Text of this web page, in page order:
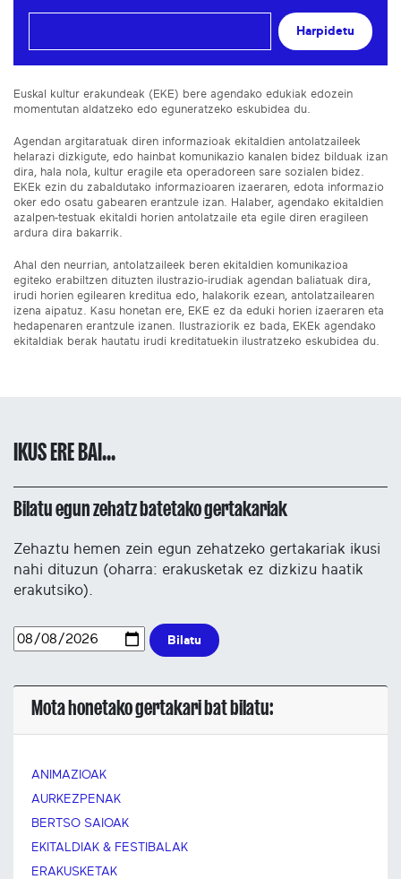
Harpidetu
Euskal kultur erakundeak (EKE) bere agendako edukiak edozein
momentutan aldatzeko edo eguneratzeko eskubidea du.
Agendan argitaratuak diren informazioak ekitaldien antolatzaileek
helarazi dizkigute, edo hainbat komunikazio kanalen bidez bilduak izan
dira, hala nola, kultur eragile eta operadoreen sare sozialen bidez.
EKEk ezin du zabaldutako informazioaren izaeraren, edota informazio
oker edo osatu gabearen erantzule izan. Halaber, agendako ekitaldien
azalpen-testuak ekitaldi horien antolatzaile eta egile diren eragileen
ardura dira bakarrik.
Ahal den neurrian, antolatzaileek beren ekitaldien komunikazioa
egiteko erabiltzen dituzten ilustrazio-irudiak agendan baliatuak dira,
irudi horien egilearen kreditua edo, halakorik ezean, antolatzailearen
izena aipatuz. Kasu honetan ere, EKE ez da eduki horien izaeraren eta
hedapenaren erantzule izanen. Ilustraziorik ez bada, EKEk agendako
ekitaldiak berak hautatu irudi kreditatuekin ilustratzeko eskubidea du.
IKUS ERE BAI...
Bilatu egun zehatz batetako gertakariak
Zehaztu hemen zein egun zehatzeko gertakariak ikusi
nahi dituzun (oharra: erakusketak ez dizkizu haatik
erakutsiko).
Bilatu
Mota honetako gertakari bat bilatu:
ANIMAZIOAK
AURKEZPENAK
BERTSO SAIOAK
EKITALDIAK & FESTIBALAK
ERAKUSKETAK